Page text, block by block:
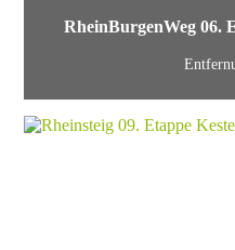
RheinBurgenWeg 06.